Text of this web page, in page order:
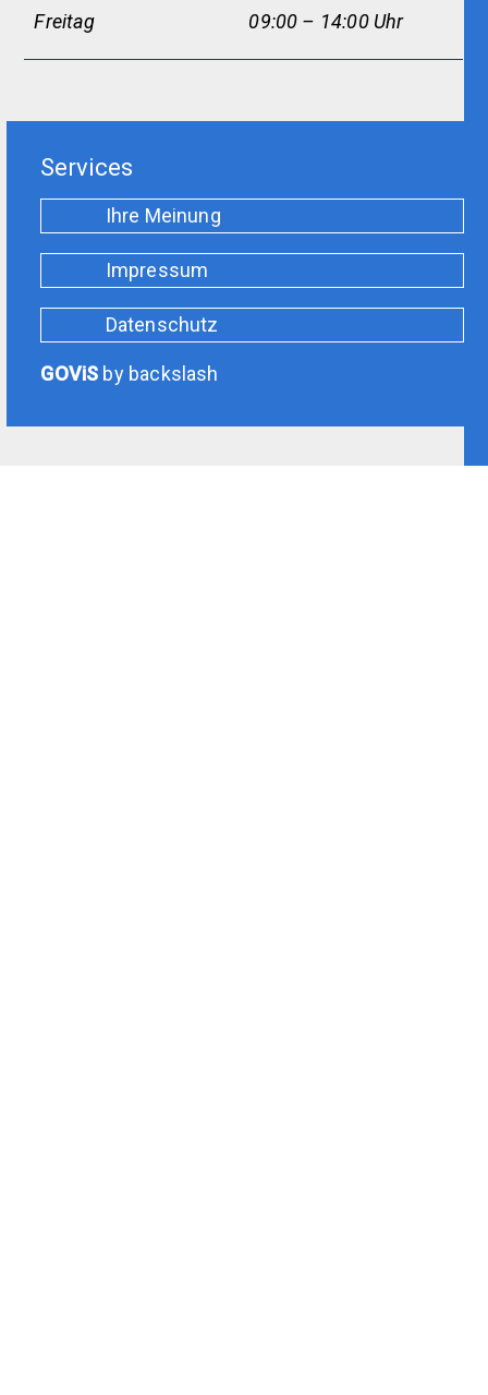
Freitag 09:00 – 14:00 Uhr
Services
Ihre Meinung
Impressum
Datenschutz
GOViS by backslash